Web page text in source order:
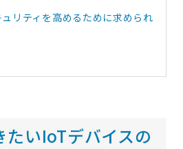
リティを高めるために求められ
たいIoTデバイスの